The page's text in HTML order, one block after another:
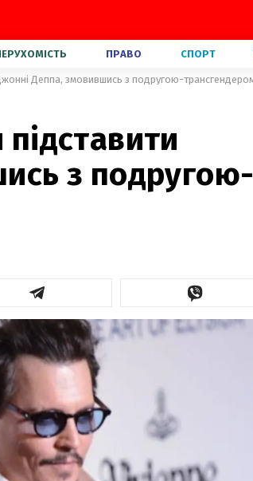
ПРАВО СПОРТ
з подругою-